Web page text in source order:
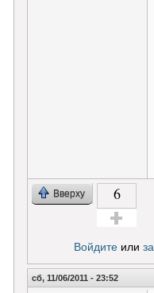
Вверху 6
Войдитеили
сб, 11/06/2011 - 23:52